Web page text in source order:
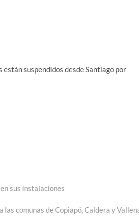
suspendidos desde Santiago por
sus instalaciones
las comunas de Copiapó, Caldera y